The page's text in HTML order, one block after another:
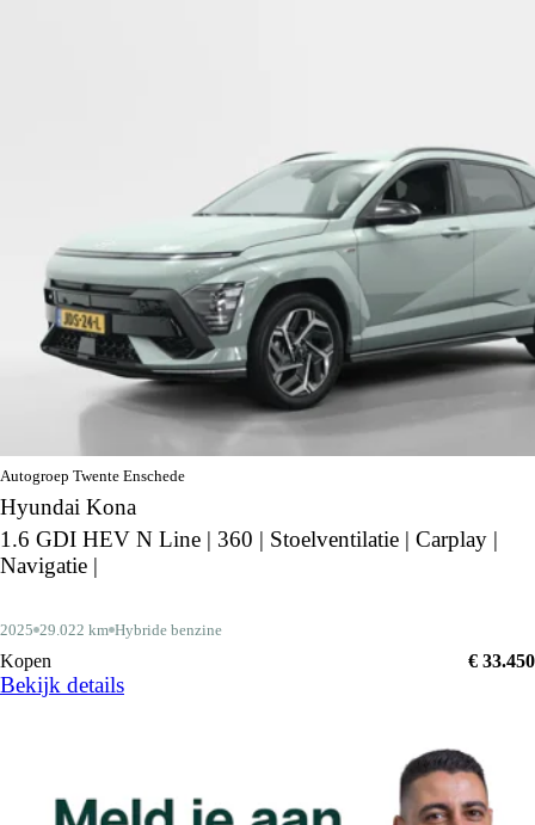
Autogroep Twente Enschede
Hyundai Kona
1.6 GDI HEV N Line | 360 | Stoelventilatie | Carplay |
Navigatie |
2025 29.022 km Hybride benzine
Kopen € 33.450
Bekijk details